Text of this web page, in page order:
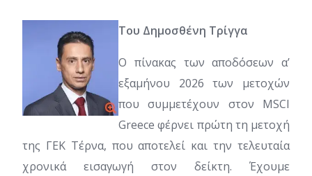
Του Δημοσθένη Τρίγγα
Ο πίνακας των αποδόσεων α’
εξαμήνου 2026 των μετοχών
που συμμετέχουν στον MSCI
Greece φέρνει πρώτη τη μετοχή
της ΓΕΚ Τέρνα, που αποτελεί και την τελευταία
χρονικά εισαγωγή στον δείκτη. Έχουμε